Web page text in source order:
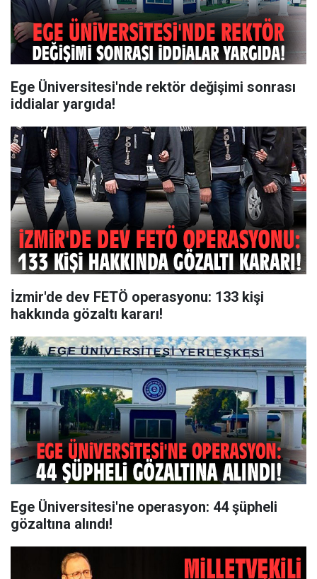
Ege Üniversitesi'nde rektör değişimi sonrası
iddialar yargıda!
İzmir'de dev FETÖ operasyonu: 133 kişi
hakkında gözaltı kararı!
Ege Üniversitesi'ne operasyon: 44 şüpheli
gözaltına alındı!